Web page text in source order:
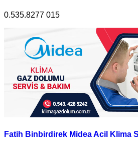
0.535.8277 015
Fatih Binbirdirek Midea Acil Klima